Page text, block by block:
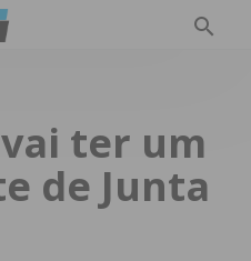
ter um
de Junta